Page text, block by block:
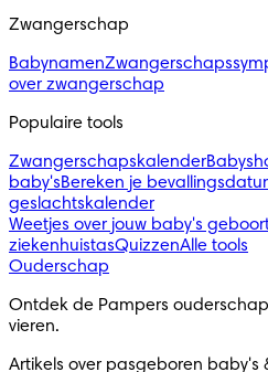
Zwangerschap
Babynamen
over zwangerschap
Populaire tools
Zwangerschapskalender
baby'sBereken je
geslachtskalender
Weetjes over jouw baby's
ziekenhuistasQuizzenAlle tools
Ouderschap
Ontdek de Pampers
vieren.
Artikels over pasgeboren baby's